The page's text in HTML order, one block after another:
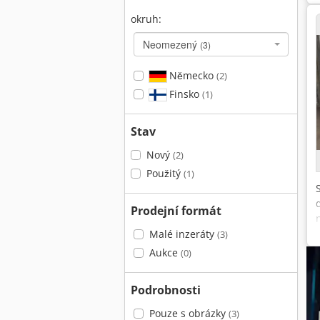
okruh:
Neomezený (3)
Německo (2)
Finsko (1)
Stav
Nový (2)
Použitý (1)
Prodejní formát
Malé inzeráty (3)
Aukce (0)
Podrobnosti
Pouze s obrázky (3)